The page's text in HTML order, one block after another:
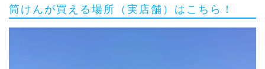
筒けんが買える場所（実店舗）はこちら！